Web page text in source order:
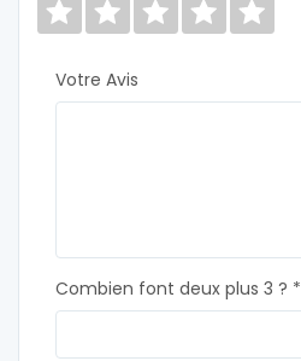
Votre Avis
Combien font deux plus 3 ? *